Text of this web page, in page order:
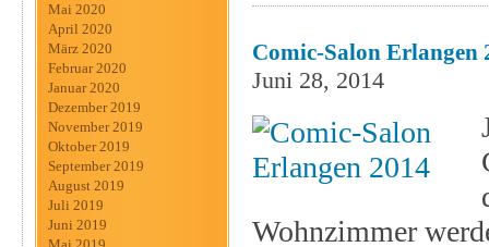
Mai 2020
April 2020
März 2020
Februar 2020
Januar 2020
Dezember 2019
November 2019
Oktober 2019
September 2019
August 2019
Juli 2019
Juni 2019
Comic-Salon Erlangen
Juni 28, 2014
Wohnzimmer